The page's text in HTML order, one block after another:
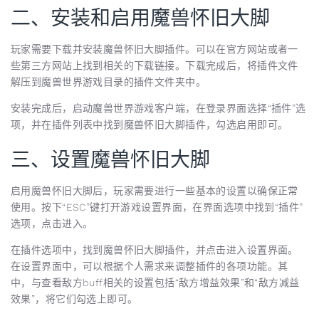
二、安装和启用魔兽怀旧大脚
玩家需要下载并安装魔兽怀旧大脚插件。可以在官方网站或者一
些第三方网站上找到相关的下载链接。下载完成后，将插件文件
解压到魔兽世界游戏目录的插件文件夹中。
安装完成后，启动魔兽世界游戏客户端，在登录界面选择“插件”选
项，并在插件列表中找到魔兽怀旧大脚插件，勾选启用即可。
三、设置魔兽怀旧大脚
启用魔兽怀旧大脚后，玩家需要进行一些基本的设置以确保正常
使用。按下“ESC”键打开游戏设置界面，在界面选项中找到“插件”
选项，点击进入。
在插件选项中，找到魔兽怀旧大脚插件，并点击进入设置界面。
在设置界面中，可以根据个人需求来调整插件的各项功能。其
中，与查看敌方buff相关的设置包括“敌方增益效果”和“敌方减益
效果”，将它们勾选上即可。